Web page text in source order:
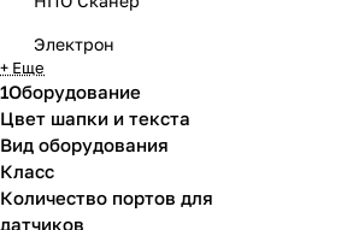
Электрон
+ Еще
1Оборудование
Цвет шапки и текста
Вид оборудования
Класс
Количество портов для
датчиков